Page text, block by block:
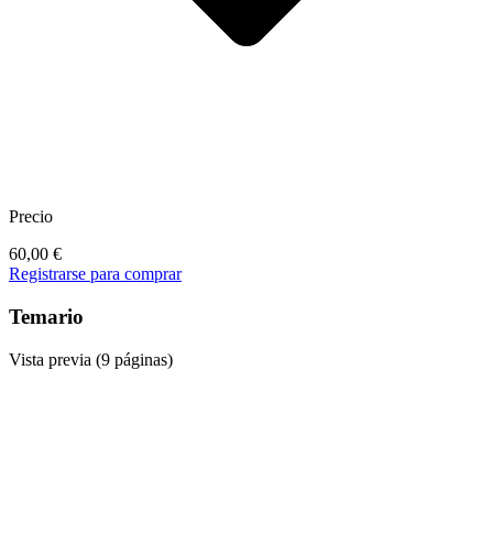
Precio
60,00 €
Registrarse para comprar
Temario
Vista previa (9 páginas)